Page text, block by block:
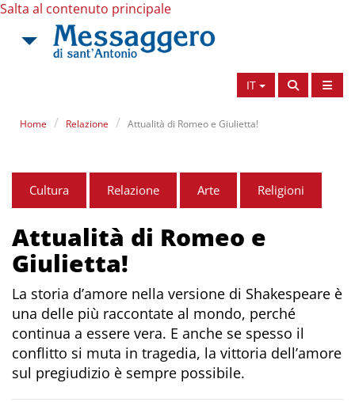
Salta al contenuto principale
IT
Home Relazione Attualità di Romeo e Giulietta!
Cultura Relazione Arte Religioni
Attualità di Romeo e
Giulietta!
La storia d’amore nella versione di Shakespeare è
una delle più raccontate al mondo, perché
continua a essere vera. E anche se spesso il
conflitto si muta in tragedia, la vittoria dell’amore
sul pregiudizio è sempre possibile.